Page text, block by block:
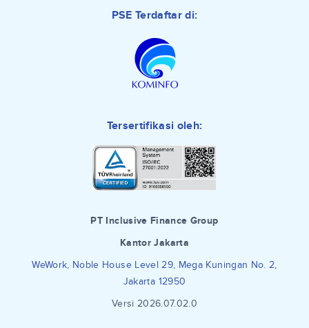
PSE Terdaftar di:
Tersertifikasi oleh:
PT Inclusive Finance Group
Kantor Jakarta
WeWork, Noble House Level 29, Mega Kuningan No. 2,
Jakarta 12950
Versi 2026.07.02.0